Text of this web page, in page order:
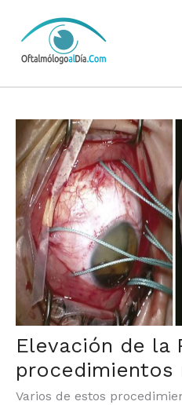
Elevación de la
procedimientos
Varios de estos